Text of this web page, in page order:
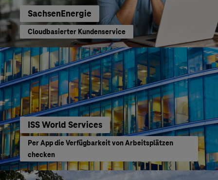
SachsenEnergie
Cloudbasierter Kundenservice
ISS World Services
Per App die Verfügbarkeit von Arbeitsplätzen
checken